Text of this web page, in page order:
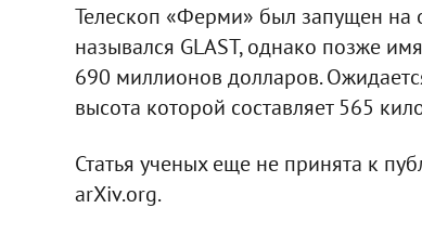
Телескоп «Ферми» был запущен на
назывался GLAST, однако позже
690 миллионов долларов.
высота которой составляет 565
Статья ученых еще не принята к
arXiv.org.